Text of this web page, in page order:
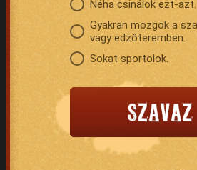
Néha csinálok ezt-azt.
Gyakran mozgok a
vagy edzőteremben.
Sokat sportolok.